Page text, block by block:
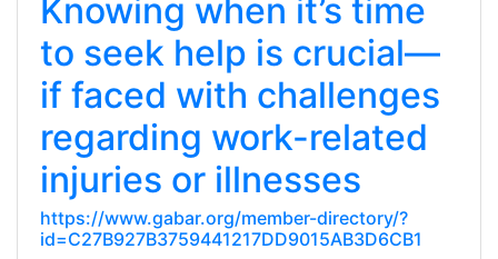
Knowing when it’s time
to seek help is crucial—
if faced with challenges
regarding work-related
injuries or illnesses
https://www.gabar.org/member-directory/?
id=C27B927B3759441217DD9015AB3D6CB1